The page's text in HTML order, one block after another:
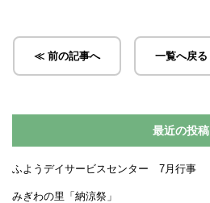
≪ 前の記事へ 一覧へ戻る
最近の投稿
ふようデイサービスセンター 7月行事
みぎわの里「納涼祭」